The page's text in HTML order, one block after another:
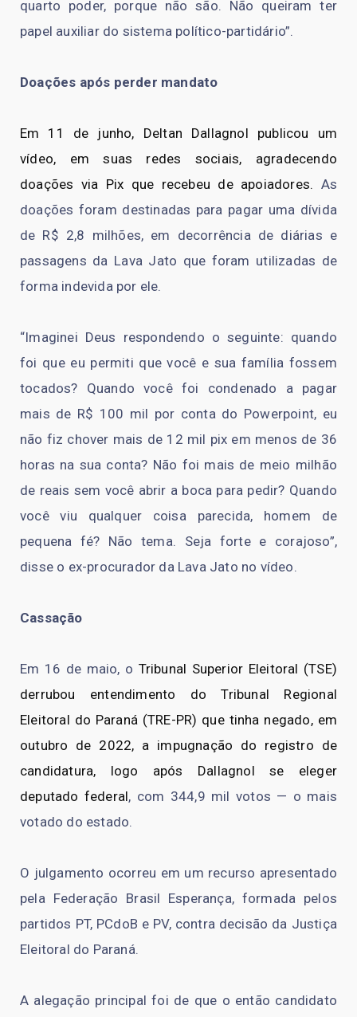
quarto poder, porque não são. Não queiram ter
papel auxiliar do sistema político-partidário”.
Doações após perder mandato
Em 11 de junho, Deltan Dallagnol publicou um
vídeo, em suas redes sociais, agradecendo
doações via Pix que recebeu de apoiadores. As
doações foram destinadas para pagar uma dívida
de R$ 2,8 milhões, em decorrência de diárias e
passagens da Lava Jato que foram utilizadas de
forma indevida por ele.
“Imaginei Deus respondendo o seguinte: quando
foi que eu permiti que você e sua família fossem
tocados? Quando você foi condenado a pagar
mais de R$ 100 mil por conta do Powerpoint, eu
não fiz chover mais de 12 mil pix em menos de 36
horas na sua conta? Não foi mais de meio milhão
de reais sem você abrir a boca para pedir? Quando
você viu qualquer coisa parecida, homem de
pequena fé? Não tema. Seja forte e corajoso”,
disse o ex-procurador da Lava Jato no vídeo.
Cassação
Em 16 de maio, o Tribunal Superior Eleitoral (TSE)
derrubou entendimento do Tribunal Regional
Eleitoral do Paraná (TRE-PR) que tinha negado, em
outubro de 2022, a impugnação do registro de
candidatura, logo após Dallagnol se eleger
deputado federal, com 344,9 mil votos — o mais
votado do estado.
O julgamento ocorreu em um recurso apresentado
pela Federação Brasil Esperança, formada pelos
partidos PT, PCdoB e PV, contra decisão da Justiça
Eleitoral do Paraná.
A alegação principal foi de que o então candidato